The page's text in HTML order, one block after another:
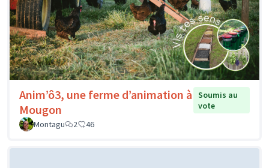
Anim’ô3, une ferme d’animation à
Mougon
Soumis au
vote
Montagu
2 46